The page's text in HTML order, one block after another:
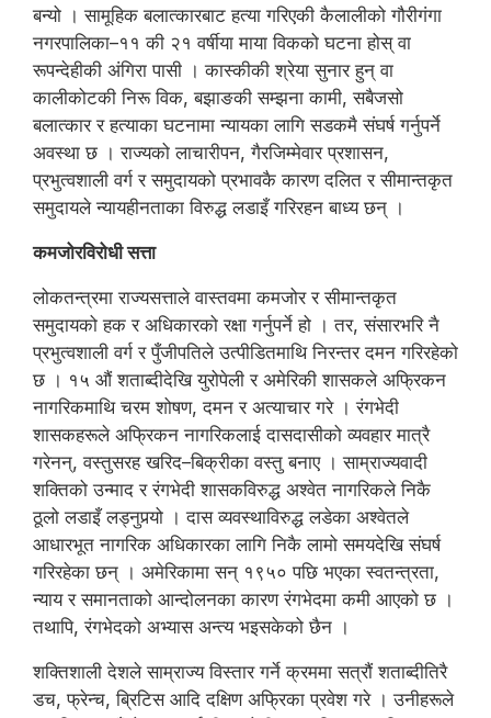
बन्यो । सामूहिक बलात्कारबाट हत्या गरिएकी कैलालीको गौरीगंगा
नगरपालिका–११ की २१ वर्षीया माया विकको घटना होस् वा
रूपन्देहीकी अंगिरा पासी । कास्कीकी श्रेया सुनार हुन् वा
कालीकोटकी निरू विक, बझाङकी सम्झना कामी, सबैजसो
बलात्कार र हत्याका घटनामा न्यायका लागि सडकमै संघर्ष गर्नुपर्ने
अवस्था छ । राज्यको लाचारीपन, गैरजिम्मेवार प्रशासन,
प्रभुत्वशाली वर्ग र समुदायको प्रभावकै कारण दलित र सीमान्तकृत
समुदायले न्यायहीनताका विरुद्ध लडाइँ गरिरहन बाध्य छन् ।
कमजोरविरोधी सत्ता
लोकतन्त्रमा राज्यसत्ताले वास्तवमा कमजोर र सीमान्तकृत
समुदायको हक र अधिकारको रक्षा गर्नुपर्ने हो । तर, संसारभरि नै
प्रभुत्वशाली वर्ग र पुँजीपतिले उत्पीडितमाथि निरन्तर दमन गरिरहेको
छ । १५ औं शताब्दीदेखि युरोपेली र अमेरिकी शासकले अफ्रिकन
नागरिकमाथि चरम शोषण, दमन र अत्याचार गरे । रंगभेदी
शासकहरूले अफ्रिकन नागरिकलाई दासदासीको व्यवहार मात्रै
गरेनन्, वस्तुसरह खरिद–बिक्रीका वस्तु बनाए । साम्राज्यवादी
शक्तिको उन्माद र रंगभेदी शासकविरुद्ध अश्वेत नागरिकले निकै
ठूलो लडाइँ लड्नुपर्‍यो । दास व्यवस्थाविरुद्ध लडेका अश्वेतले
आधारभूत नागरिक अधिकारका लागि निकै लामो समयदेखि संघर्ष
गरिरहेका छन् । अमेरिकामा सन् १९५० पछि भएका स्वतन्त्रता,
न्याय र समानताको आन्दोलनका कारण रंगभेदमा कमी आएको छ ।
तथापि, रंगभेदको अभ्यास अन्त्य भइसकेको छैन ।
शक्तिशाली देशले साम्राज्य विस्तार गर्ने क्रममा सत्रौं शताब्दीतिरै
डच, फ्रेन्च, ब्रिटिस आदि दक्षिण अफ्रिका प्रवेश गरे । उनीहरूले